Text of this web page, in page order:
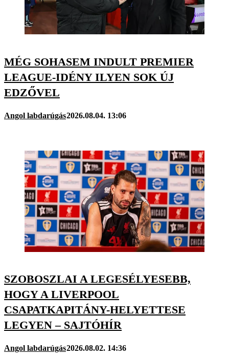
MÉG SOHASEM INDULT PREMIER
LEAGUE-IDÉNY ILYEN SOK ÚJ
EDZŐVEL
Angol labdarúgás2026.08.04. 13:06
SZOBOSZLAI A LEGESÉLYESEBB,
HOGY A LIVERPOOL
CSAPATKAPITÁNY-HELYETTESE
LEGYEN – SAJTÓHÍR
Angol labdarúgás2026.08.02. 14:36